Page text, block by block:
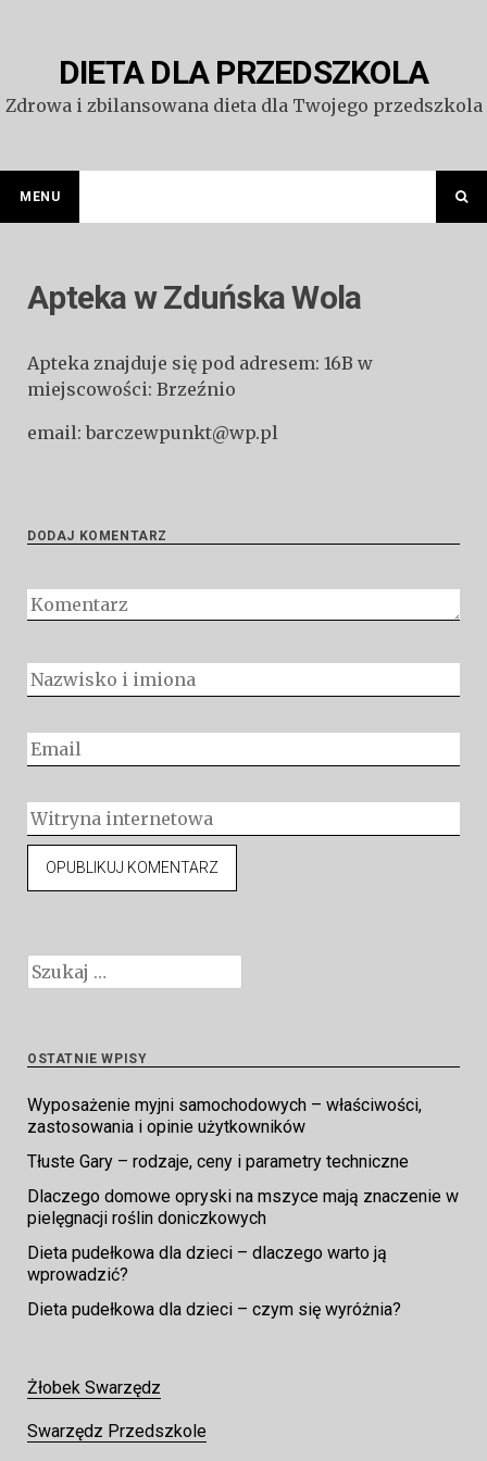
DIETA DLA PRZEDSZKOLA
Zdrowa i zbilansowana dieta dla Twojego przedszkola
MENU
Apteka w Zduńska Wola
Apteka znajduje się pod adresem: 16B w
miejscowości: Brzeźnio
email: barczewpunkt@wp.pl
DODAJ KOMENTARZ
Szukaj:
OSTATNIE WPISY
Wyposażenie myjni samochodowych – właściwości,
zastosowania i opinie użytkowników
Tłuste Gary – rodzaje, ceny i parametry techniczne
Dlaczego domowe opryski na mszyce mają znaczenie w
pielęgnacji roślin doniczkowych
Dieta pudełkowa dla dzieci – dlaczego warto ją
wprowadzić?
Dieta pudełkowa dla dzieci – czym się wyróżnia?
Żłobek Swarzędz
Swarzędz Przedszkole